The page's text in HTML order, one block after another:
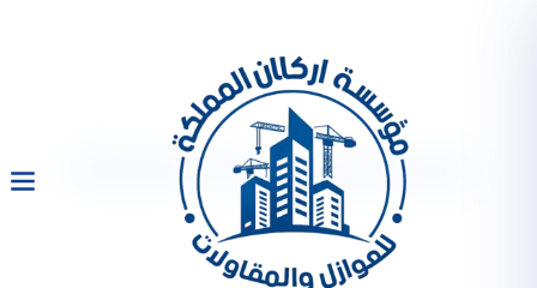
شركة عزل حرارى 0533334179